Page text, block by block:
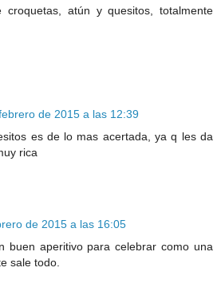
croquetas, atún y quesitos, totalmente
de 2015 a las 12:39
es de lo mas acertada, ya q les da
rica
de 2015 a las 16:05
buen aperitivo para celebrar como una
sale todo.